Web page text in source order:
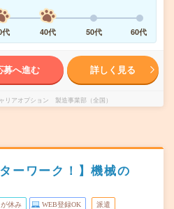
代 40代 50代 60代
募へ進む 詳しく見る
リアオプション 製造事業部（全国）
ーワーク！】機械の
休み WEB登録OK 派遣